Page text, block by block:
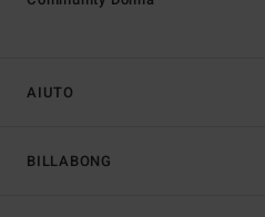
AIUTO
BILLABONG